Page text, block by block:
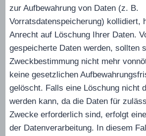
zur Aufbewahrung von Daten (z. B.
Vorratsdatenspeicherung) kollidiert,
Anrecht auf Löschung Ihrer Daten.
gespeicherte Daten werden, sollten
Zweckbestimmung nicht mehr
keine gesetzlichen
gelöscht. Falls eine Löschung nicht
werden kann, da die Daten für
Zwecke erforderlich sind, erfolgt
der Datenverarbeitung. In diesem